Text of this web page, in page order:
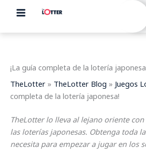
contenido
¡La guía completa de la lotería
TheLotter » TheLotter Blog » Juegos
completa de la lotería japonesa!
TheLotter lo lleva al lejano oriente
las loterías japonesas. Obtenga toda
necesita para empezar a jugar en los